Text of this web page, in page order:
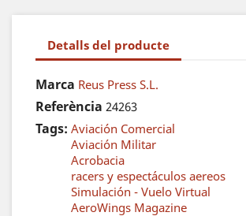
Detalls del producte
Marca Reus Press S.L.
Referència 24263
Tags: Aviación Comercial
Aviación Militar
Acrobacia
racers y espectáculos aereos
Simulación - Vuelo Virtual
AeroWings Magazine